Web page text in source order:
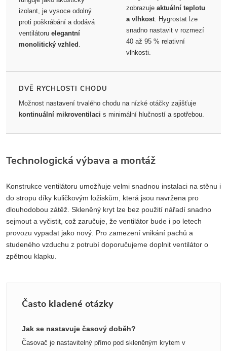
izolant, je vysoce odolný
proti poškrábání a dodává
ventilátoru elegantní
monolitický vzhled .
zobrazuje aktuální teplotu
a vlhkost. Hygrostat lze
snadno nastavit v rozmezí
40 až 95 % relativní
vlhkosti.
DVĚ RYCHLOSTI CHODU
Možnost nastavení trvalého chodu na nízké otáčky zajišťuje
kontinuální mikroventilaci s minimální hlučností a spotřebou.
Technologická výbava a montáž
Konstrukce ventilátoru umožňuje velmi snadnou instalaci na stěnu i
do stropu díky kuličkovým ložiskům, která jsou navržena pro
dlouhodobou zátěž. Skleněný kryt lze bez použití nářadí snadno
sejmout a vyčistit, což zaručuje, že ventilátor bude i po letech
provozu vypadat jako nový. Pro zamezení vnikání pachů a
studeného vzduchu z potrubí doporučujeme doplnit ventilátor o
zpětnou klapku.
Často kladené otázky
Jak se nastavuje časový doběh?
Časovač je nastavitelný přímo pod skleněným krytem v